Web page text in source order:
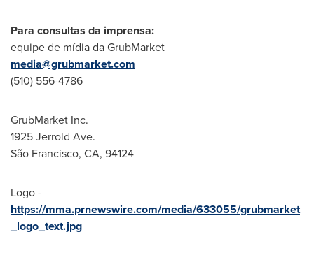
Para consultas da imprensa:
equipe de mídia da GrubMarket
media@grubmarket.com
(510) 556-4786
GrubMarket Inc.
1925 Jerrold Ave.
São Francisco, CA, 94124
Logo -
https://mma.prnewswire.com/media/633055/grubmarket
_logo_text.jpg